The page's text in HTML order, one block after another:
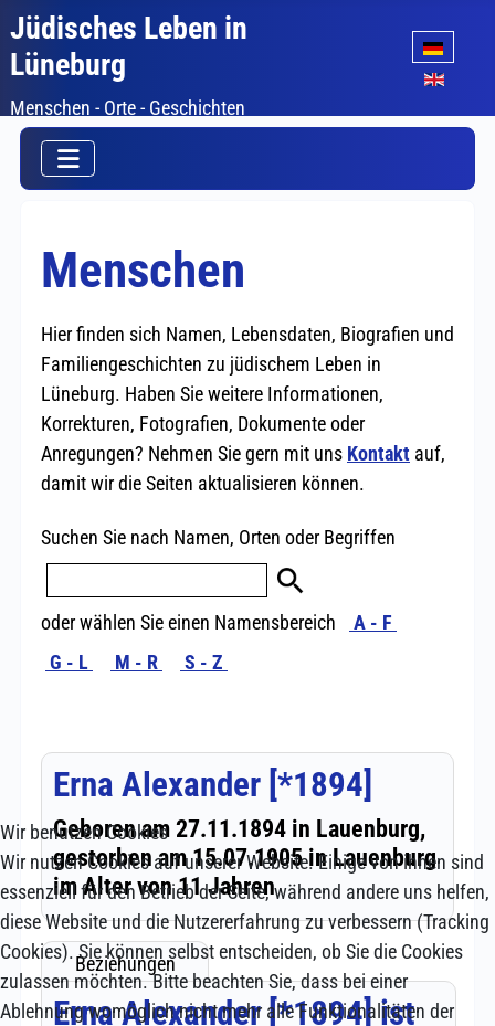
Jüdisches Leben in
Lüneburg
Menschen - Orte - Geschichten
Sprache
Wir benutzen Cookies
Wir nutzen Cookies auf unserer Website. Einige von ihnen sind
essenziell für den Betrieb der Seite, während andere uns helfen,
diese Website und die Nutzererfahrung zu verbessern (Tracking
Cookies). Sie können selbst entscheiden, ob Sie die Cookies
zulassen möchten. Bitte beachten Sie, dass bei einer
Ablehnung womöglich nicht mehr alle Funktionalitäten der